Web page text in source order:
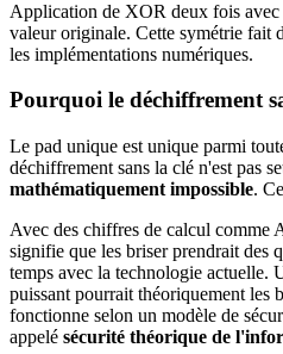
Application de XOR deux fois avec
valeur originale. Cette symétrie fait
les implémentations numériques.
Pourquoi le déchiffrement
Le pad unique est unique parmi
déchiffrement sans la clé n'est pas
mathématiquement impossible.
Avec des chiffres de calcul comme
signifie que les briser prendrait des
temps avec la technologie actuelle.
puissant pourrait théoriquement les
fonctionne selon un modèle de
appelé sécurité théorique de